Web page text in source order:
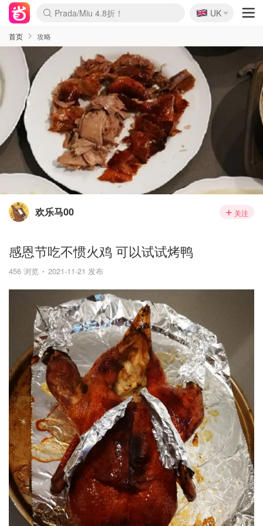
Prada/Miu 4.8折！
🇬🇧
UK
首页 攻略
欢乐马00 关注
感恩节吃不惯火鸡 可以试试烤鸭
456 浏览 2021-11-21 发布